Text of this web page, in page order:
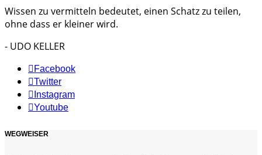
Wissen zu vermitteln bedeutet, einen Schatz zu teilen,
ohne dass er kleiner wird.
- UDO KELLER
Facebook
Twitter
Instagram
Youtube
WEGWEISER